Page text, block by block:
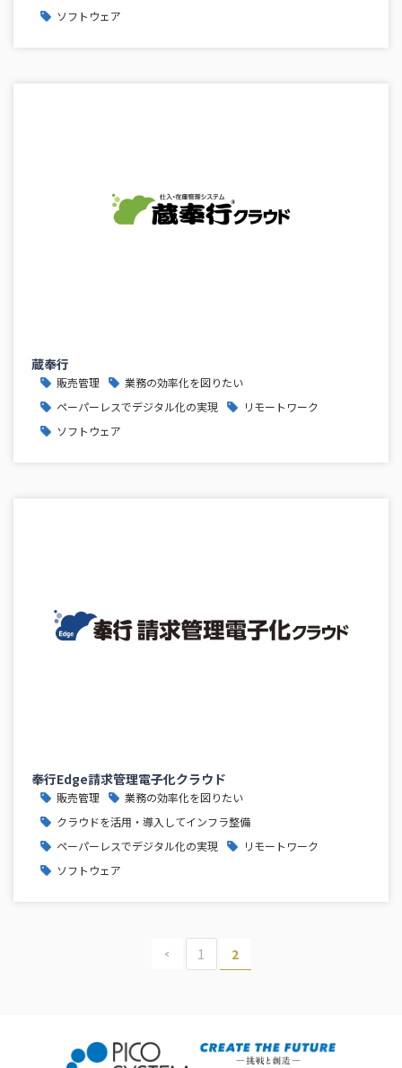
ソフトウェア
蔵奉行
販売管理
業務の効率化を図りたい
ペーパーレスでデジタル化の実現
リモートワーク
ソフトウェア
奉行Edge請求管理電子化クラウド
販売管理
業務の効率化を図りたい
クラウドを活用・導入してインフラ整備
ペーパーレスでデジタル化の実現
リモートワーク
ソフトウェア
< 1 2